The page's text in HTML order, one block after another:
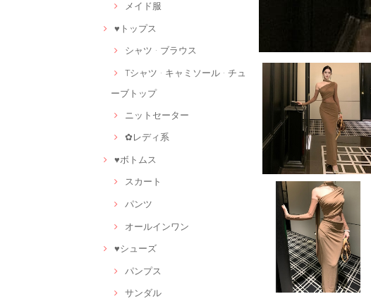
メイド服
♥トップス
シャツ · ブラウス
Tシャツ · キャミソール · チュ
ーブトップ
ニットセーター
✿レディ系
♥ボトムス
スカート
パンツ
オールインワン
♥シューズ
パンプス
サンダル